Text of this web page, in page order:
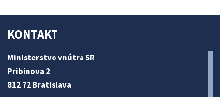
KONTAKT
Ministerstvo vnútra SR
Pribinova 2
812 72 Bratislava